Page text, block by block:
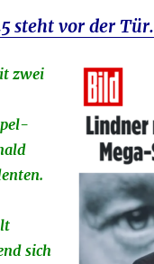
steht vor der Tür.
zwei
sich